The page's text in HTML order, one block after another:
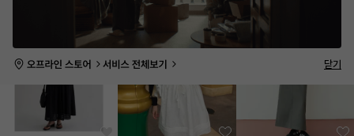
닫기